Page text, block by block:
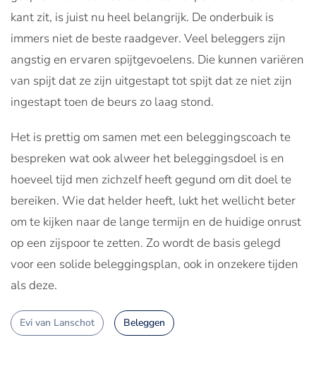
kant zit, is juist nu heel belangrijk. De onderbuik is
immers niet de beste raadgever. Veel beleggers zijn
angstig en ervaren spijtgevoelens. Die kunnen variëren
van spijt dat ze zijn uitgestapt tot spijt dat ze niet zijn
ingestapt toen de beurs zo laag stond.
Het is prettig om samen met een beleggingscoach te
bespreken wat ook alweer het beleggingsdoel is en
hoeveel tijd men zichzelf heeft gegund om dit doel te
bereiken. Wie dat helder heeft, lukt het wellicht beter
om te kijken naar de lange termijn en de huidige onrust
op een zijspoor te zetten. Zo wordt de basis gelegd
voor een solide beleggingsplan, ook in onzekere tijden
als deze.
Evi van Lanschot Beleggen